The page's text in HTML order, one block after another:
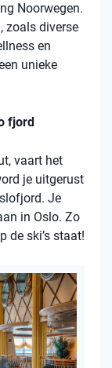
Noorwegen.
zoals diverse
en
unieke
fjord
vaart het
je uitgerust
Je
in Oslo. Zo
de ski’s staat!